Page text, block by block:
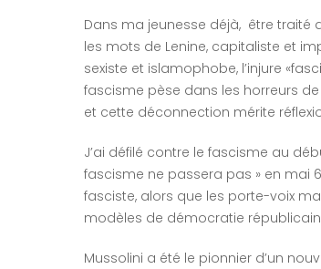
Dans ma jeunesse déjà, être traité
les mots de Lenine, capitaliste et
sexiste et islamophobe, l’injure
fascisme pèse dans les horreurs de
et cette déconnection mérite
J’ai défilé contre le fascisme au
fascisme ne passera pas » en mai
fasciste, alors que les porte-voix
modèles de démocratie
Mussolini a été le pionnier d’un